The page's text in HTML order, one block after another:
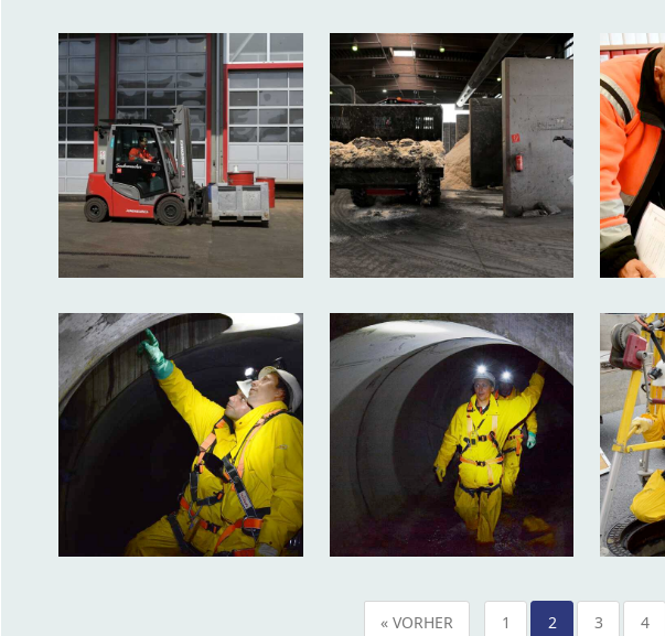
« VORHER 1 2 3 4